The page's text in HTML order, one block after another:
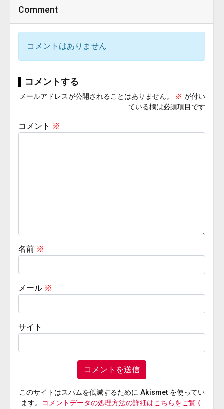
Comment
コメントはありません
コメントする
メールアドレスが公開されることはありません。 ※ が付い
ている欄は必須項目です
コメント ※
名前 ※
メール ※
サイト
このサイトはスパムを低減するために Akismet を使ってい
ます。
コメントデータの処理方法の詳細はこちらをご覧く